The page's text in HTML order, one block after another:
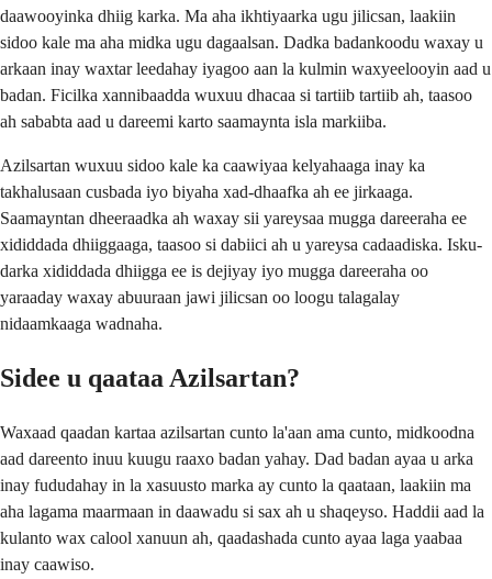
daawooyinka dhiig karka. Ma aha ikhtiyaarka ugu jilicsan, laakiin
sidoo kale ma aha midka ugu dagaalsan. Dadka badankoodu waxay u
arkaan inay waxtar leedahay iyagoo aan la kulmin waxyeelooyin aad u
badan. Ficilka xannibaadda wuxuu dhacaa si tartiib tartiib ah, taasoo
ah sababta aad u dareemi karto saamaynta isla markiiba.
Azilsartan wuxuu sidoo kale ka caawiyaa kelyahaaga inay ka
takhalusaan cusbada iyo biyaha xad-dhaafka ah ee jirkaaga.
Saamayntan dheeraadka ah waxay sii yareysaa mugga dareeraha ee
xididdada dhiiggaaga, taasoo si dabiici ah u yareysa cadaadiska. Isku-
darka xididdada dhiigga ee is dejiyay iyo mugga dareeraha oo
yaraaday waxay abuuraan jawi jilicsan oo loogu talagalay
nidaamkaaga wadnaha.
Sidee u qaataa Azilsartan?
Waxaad qaadan kartaa azilsartan cunto la'aan ama cunto, midkoodna
aad dareento inuu kuugu raaxo badan yahay. Dad badan ayaa u arka
inay fududahay in la xasuusto marka ay cunto la qaataan, laakiin ma
aha lagama maarmaan in daawadu si sax ah u shaqeyso. Haddii aad la
kulanto wax calool xanuun ah, qaadashada cunto ayaa laga yaabaa
inay caawiso.